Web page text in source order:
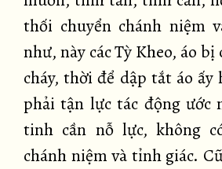
thối chuyển chánh niệm
như, này các Tỳ Kheo, áo
cháy, thời để dập tắt áo ấy
phải tận lực tác động ước
tinh cần nỗ lực, không
chánh niệm và tỉnh giác.